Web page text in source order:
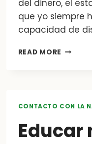
del dinero, el
que yo siempre
capacidad de
READ MORE ÁRBOLES
CONTACTO CON LA
Educar